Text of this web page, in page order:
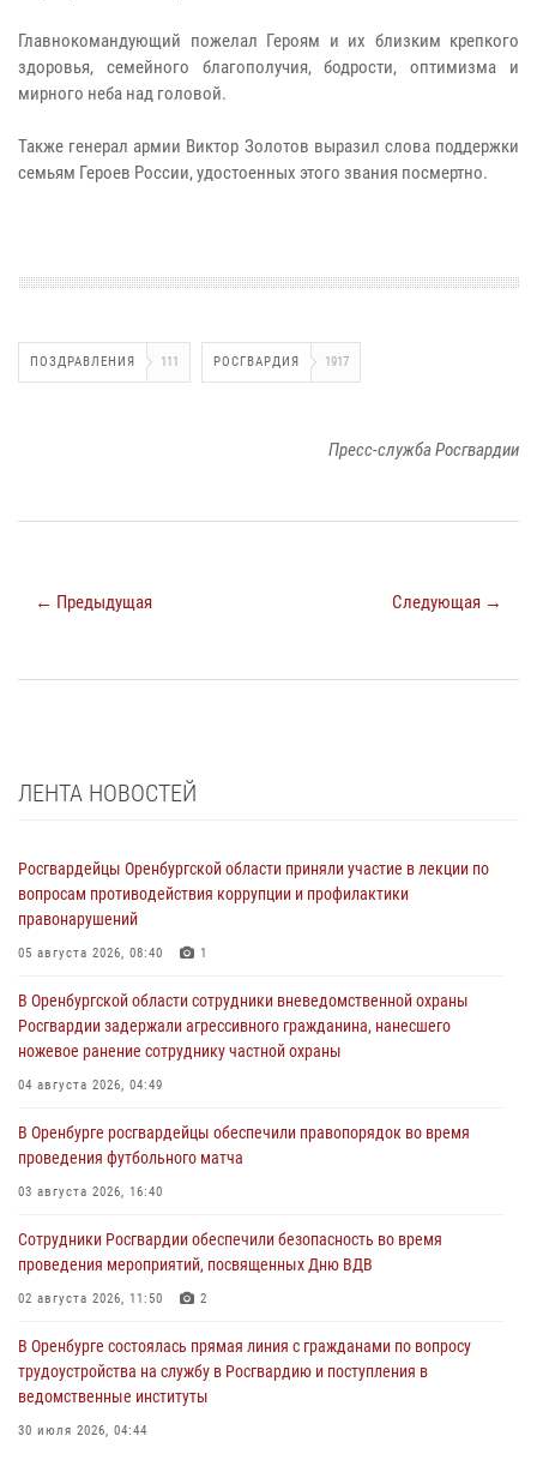
Главнокомандующий пожелал Героям и их близким крепкого
здоровья, семейного благополучия, бодрости, оптимизма и
мирного неба над головой.
Также генерал армии Виктор Золотов выразил слова поддержки
семьям Героев России, удостоенных этого звания посмертно.
ПОЗДРАВЛЕНИЯ 111 РОСГВАРДИЯ 1917
Пресс-служба Росгвардии
← Предыдущая Следующая →
ЛЕНТА НОВОСТЕЙ
Росгвардейцы Оренбургской области приняли участие в лекции по
вопросам противодействия коррупции и профилактики
правонарушений
05 августа 2026, 08:40 1
В Оренбургской области сотрудники вневедомственной охраны
Росгвардии задержали агрессивного гражданина, нанесшего
ножевое ранение сотруднику частной охраны
04 августа 2026, 04:49
В Оренбурге росгвардейцы обеспечили правопорядок во время
проведения футбольного матча
03 августа 2026, 16:40
Сотрудники Росгвардии обеспечили безопасность во время
проведения мероприятий, посвященных Дню ВДВ
02 августа 2026, 11:50 2
В Оренбурге состоялась прямая линия с гражданами по вопросу
трудоустройства на службу в Росгвардию и поступления в
ведомственные институты
30 июля 2026, 04:44